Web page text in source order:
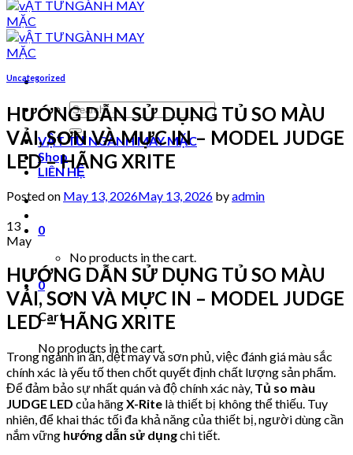
Search
for:
VẬT TƯ NGÀNH MAY MẶC
Shop
LIÊN HỆ
0
No products in the cart.
0
Cart
No products in the cart.
Uncategorized
HƯỚNG DẪN SỬ DỤNG TỦ SO MÀU
VẢI, SƠN VÀ MỰC IN – MODEL JUDGE
LED – HÃNG XRITE
Posted on May 13, 2026May 13, 2026 byadmin
13
May
HƯỚNG DẪN SỬ DỤNG TỦ SO MÀU
VẢI, SƠN VÀ MỰC IN – MODEL JUDGE
LED – HÃNG XRITE
Trong ngành in ấn, dệt may và sơn phủ, việc đánh giá màu sắc
chính xác là yếu tố then chốt quyết định chất lượng sản phẩm.
Để đảm bảo sự nhất quán và độ chính xác này, Tủ so màu
JUDGE LED của hãngX-Rite là thiết bị không thể thiếu. Tuy
nhiên, để khai thác tối đa khả năng của thiết bị, người dùng cần
nắm vững hướng dẫn sử dụngchi tiết.